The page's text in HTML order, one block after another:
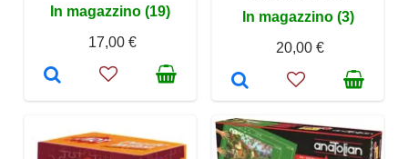
In magazzino (19)
17,00 €
In magazzino (3)
20,00 €